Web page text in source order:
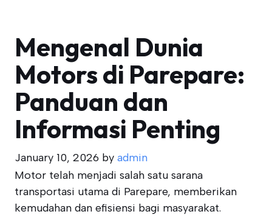
Mengenal Dunia
Motors di Parepare:
Panduan dan
Informasi Penting
January 10, 2026 by admin
Motor telah menjadi salah satu sarana
transportasi utama di Parepare, memberikan
kemudahan dan efisiensi bagi masyarakat.